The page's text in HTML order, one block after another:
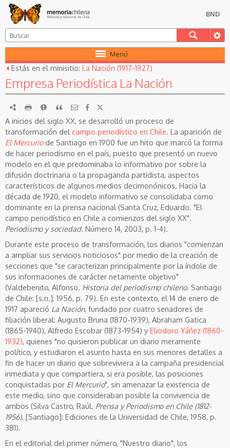
BND
Menú
Estás en el minisitio: La Nación (1917-1927)
Empresa Periodística La Nación
RDF imprimirReportarCitar
A inicios del siglo XX, se desarrolló un proceso de
transformación del campo periodístico en Chile. La aparición de
El Mercuriode Santiago en 1900 fue un hito que marcó la forma
de hacer periodismo en el país, puesto que presentó un nuevo
modelo en el que predominaba lo informativo por sobre la
difusión doctrinaria o la propaganda partidista, aspectos
característicos de algunos medios decimonónicos. Hacia la
década de 1920, el modelo informativo se consolidaba como
dominante en la prensa nacional (Santa Cruz, Eduardo. "El
campo periodístico en Chile a comienzos del siglo XX".
Periodismo y sociedad. Número 14, 2003, p. 1-4).
Durante este proceso de transformación, los diarios "comienzan
a ampliar sus servicios noticiosos" por medio de la creación de
secciones que "se caracterizan principalmente por la índole de
sus informaciones de carácter netamente objetivo"
(Valdebenito, Alfonso. Historia del periodismo chileno. Santiago
de Chile: [s.n.], 1956, p. 79). En este contexto, el 14 de enero de
1917 apareció La Nación, fundado por cuatro senadores de
filiación liberal: Augusto Bruna (1870-1939), Abraham Gatica
(1865-1940), Alfredo Escobar (1873-1954) y Eliodoro Yáñez (1860-
1932), quienes "no quisieron publicar un diario meramente
político, y estudiaron el asunto hasta en sus menores detalles a
fin de hacer un diario que sobreviviera a la campaña presidencial
inmediata y que compartiera, si era posible, las posiciones
conquistadas por El Mercurio", sin amenazar la existencia de
este medio, sino que consideraban posible la convivencia de
ambos (Silva Castro, Raúl. Prensa y Periodismo en Chile (1812-
1956). [Santiago]: Ediciones de la Universidad de Chile, 1958, p.
381).
En el editorial del primer número, "Nuestro diario", los